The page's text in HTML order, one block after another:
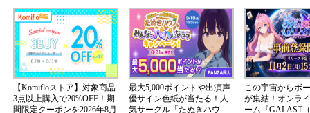
【Komifloストア】対象商品
3点以上購入で20%OFF！期
間限定クーポンを2026年8月
最大5,000ポイントや出演声
優サイン色紙が当たる！人
気サークル「たぬきハウ
この宇宙からボ
が集結！オンラ
ーム『GALAST